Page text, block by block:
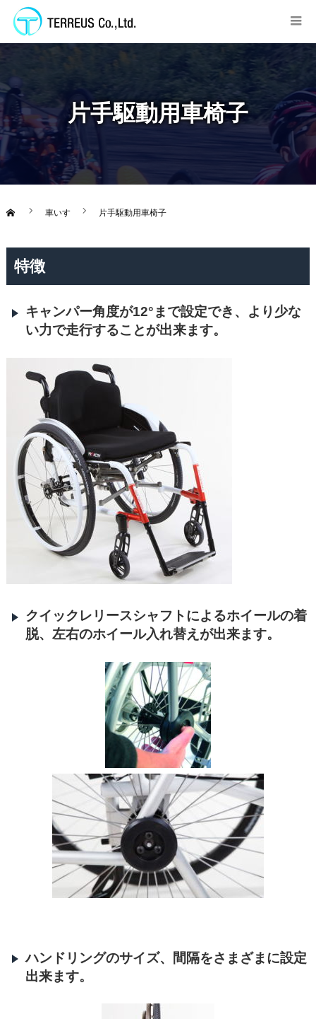
片手駆動用車椅子
車いす 片手駆動用車椅子
特徴
キャンパー角度が12°まで設定でき、より少な
い力で走行することが出来ます。
クイックレリースシャフトによるホイールの着
脱、左右のホイール入れ替えが出来ます。
ハンドリングのサイズ、間隔をさまざまに設定
出来ます。